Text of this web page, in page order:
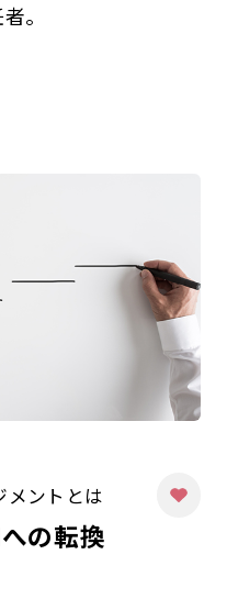
。
メントとは
の転換